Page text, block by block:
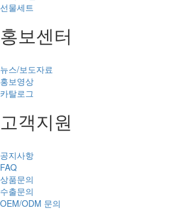
선물세트
홍보센터
뉴스/보도자료
홍보영상
카탈로그
고객지원
공지사항
FAQ
상품문의
수출문의
OEM/ODM 문의